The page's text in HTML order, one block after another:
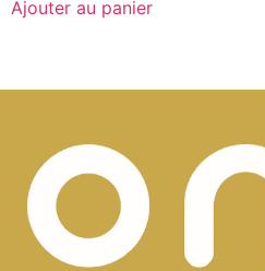
Ajouter au panier